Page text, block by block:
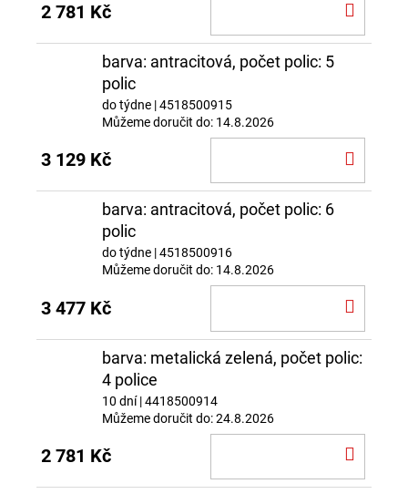
2 781 Kč
barva: antracitová, počet polic: 5
polic
do týdne | 4518500915
Můžeme doručit do: 14.8.2026
3 129 Kč
barva: antracitová, počet polic: 6
polic
do týdne | 4518500916
Můžeme doručit do: 14.8.2026
3 477 Kč
barva: metalická zelená, počet polic:
4 police
10 dní| 4418500914
Můžeme doručit do:24.8.2026
2 781 Kč